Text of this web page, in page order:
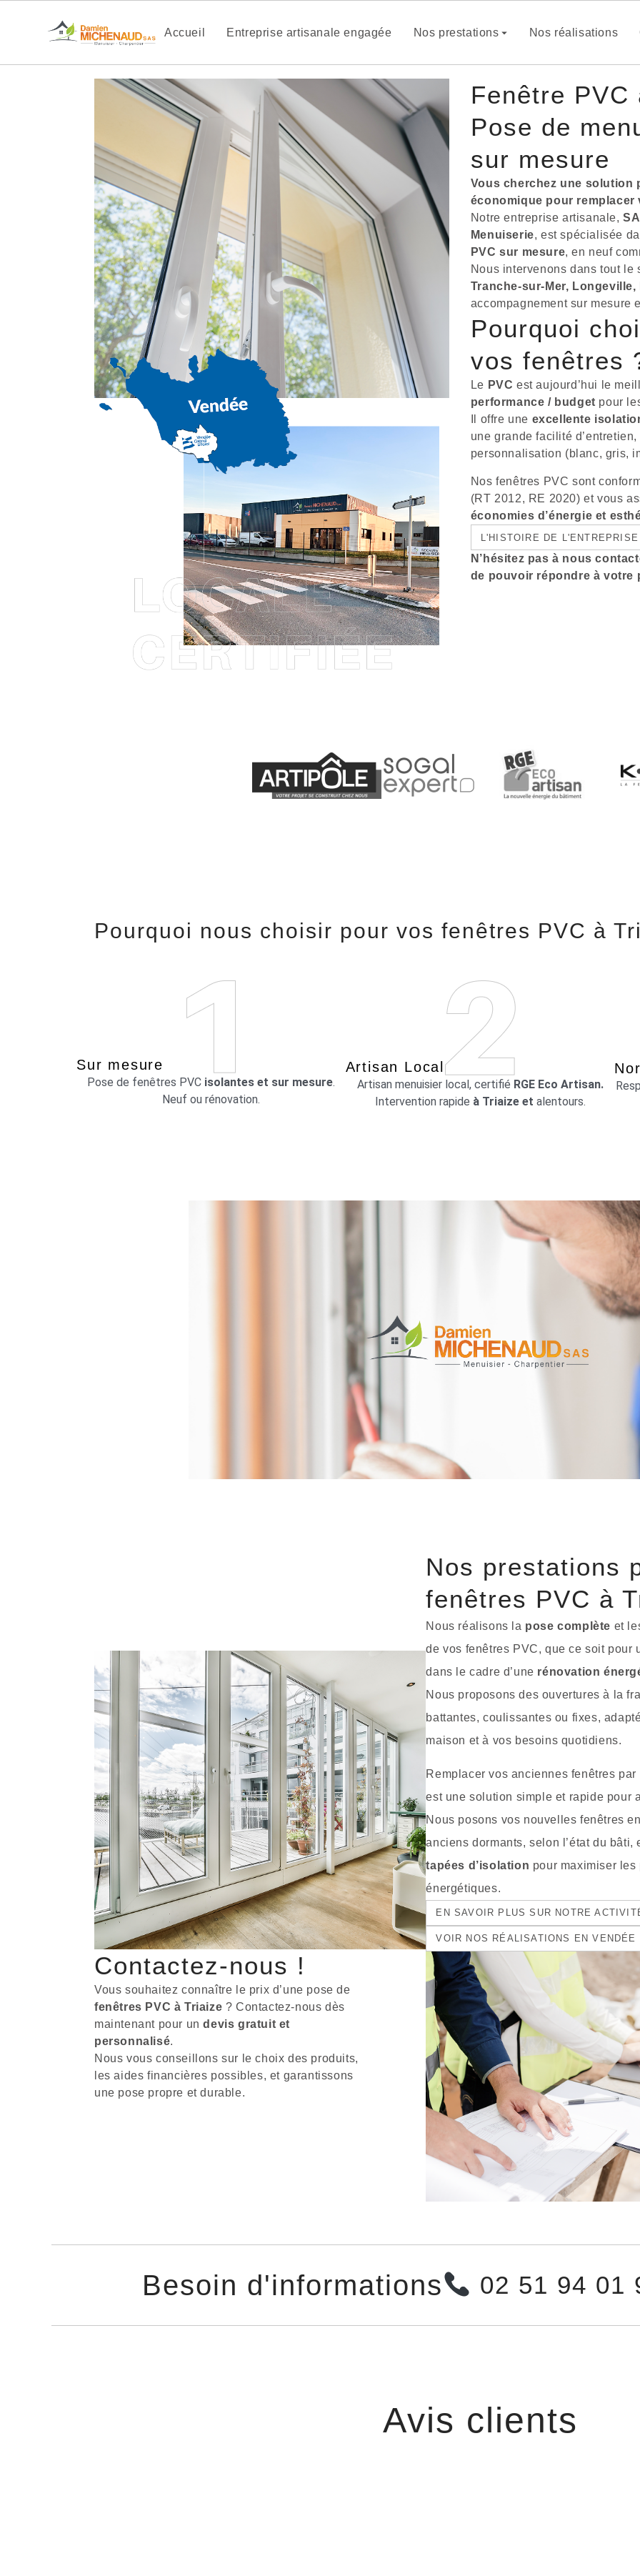
Accueil Entreprise artisanale engagée Nos prestations Nos réalisations
Fenêtre
Pose de
sur mesure
Vous cherchez une solution
économique pour remplacer
Notre entreprise artisanale,
Menuiserie, est spécialisée
PVC sur mesure, en neuf
Nous intervenons dans tout le
Tranche-sur-Mer, Longeville,
accompagnement sur mesure
Pourquoi
vos fenêtres
Le PVC est aujourd’hui le
performance / budget pour
Il offre une excellente
une grande facilité
personnalisation (blanc, gris,
Nos fenêtres PVC sont
(RT 2012, RE 2020) et vous
économies d’énergie et
L'HISTOIRE DE L'ENTREPRISE
N’hésitez pas à nous
de pouvoir répondre à votre
Pourquoi nous choisir pour vos fenêtres PVC à
Sur mesure
Pose de fenêtres PVC isolantes et sur mesure.
Neuf ou rénovation.
Artisan Local
Artisan menuisier local, certifié RGE Eco Artisan.
Intervention rapide à Triaize et alentours.
Contactez-nous !
Vous souhaitez connaître le prix d’une pose de
fenêtres PVC à Triaize ? Contactez-nous dès
maintenant pour undevis gratuit et
personnalisé.
Nous vous conseillons sur le choix des produits,
les aides financières possibles, et garantissons
une pose propre et durable.
Nos prestations
fenêtres PVC à
Nous réalisons la pose complète et
de vos fenêtres PVC, que ce soit pour
dans le cadre d’une rénovation
Nous proposons des ouvertures à la
battantes, coulissantes ou fixes,
maison et à vos besoins quotidiens.
Remplacer vos anciennes fenêtres
est une solution simple et rapide pour
Nous posons vos nouvelles fenêtres
anciens dormants, selon l’état du bâti,
tapées d’isolation pour maximiser les
énergétiques.
EN SAVOIR PLUS SUR NOTRE
VOIR NOS RÉALISATIONS EN VENDÉE
Besoin d'informations 02 51 94 01
Avis clients